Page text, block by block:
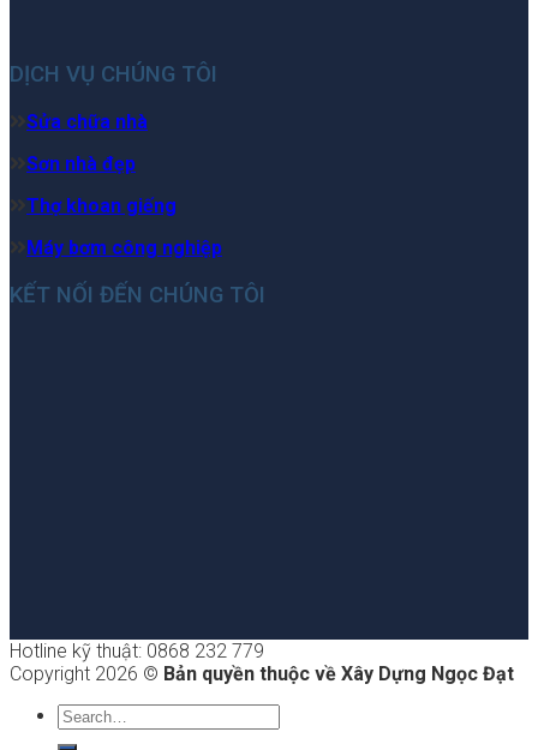
DỊCH VỤ CHÚNG TÔI
Sửa chữa nhà
Sơn nhà đẹp
Thợ khoan giếng
Máy bơm công nghiệp
KẾT NỐI ĐẾN CHÚNG TÔI
Hotline kỹ thuật: 0868 232 779
Copyright 2026 © Bản quyền thuộc về Xây Dựng Ngọc Đạt